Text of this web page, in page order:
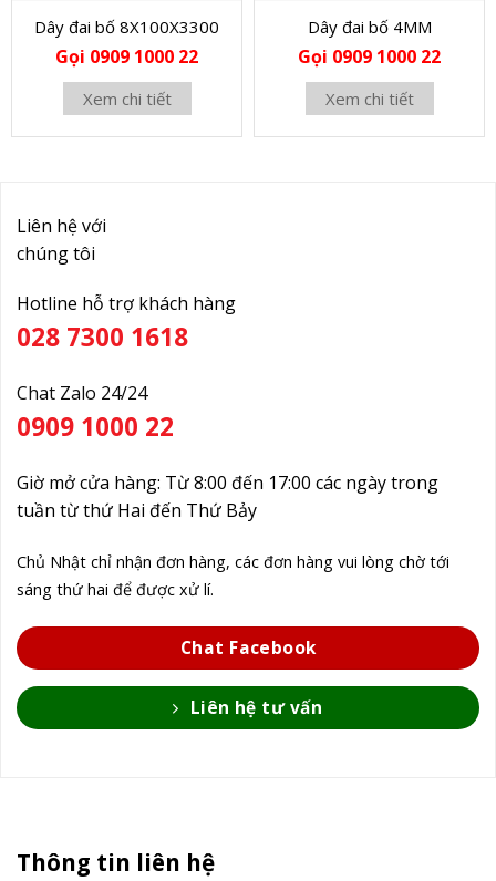
Dây đai bố 8X100X3300
Gọi 0909 1000 22
Xem chi tiết
Dây đai bố 4MM
Gọi 0909 1000 22
Xem chi tiết
Liên hệ với
chúng tôi
Hotline hỗ trợ khách hàng
028 7300 1618
Chat Zalo 24/24
0909 1000 22
Giờ mở cửa hàng: Từ 8:00 đến 17:00 các ngày trong
tuần từ thứ Hai đến Thứ Bảy
Chủ Nhật chỉ nhận đơn hàng, các đơn hàng vui lòng chờ tới
sáng thứ hai để được xử lí.
Chat Facebook
Liên hệ tư vấn
Thông tin liên hệ